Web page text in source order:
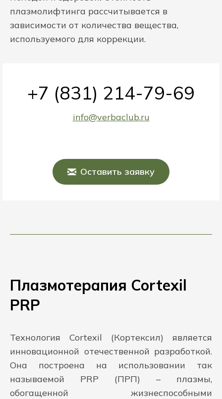
плазмолифтинга рассчитывается в
зависимости от количества вещества,
используемого для коррекции.
+7 (831) 214-79-69
info@verbaclub.ru
Оставить заявку
Плазмотерапия Cortexil
PRP
Технология Cortexil (Кортексил) является
инновационной отечественной разработкой.
Она построена на использовании так
называемой PRP (ПРП) – плазмы,
обогащенной жизнеспособными